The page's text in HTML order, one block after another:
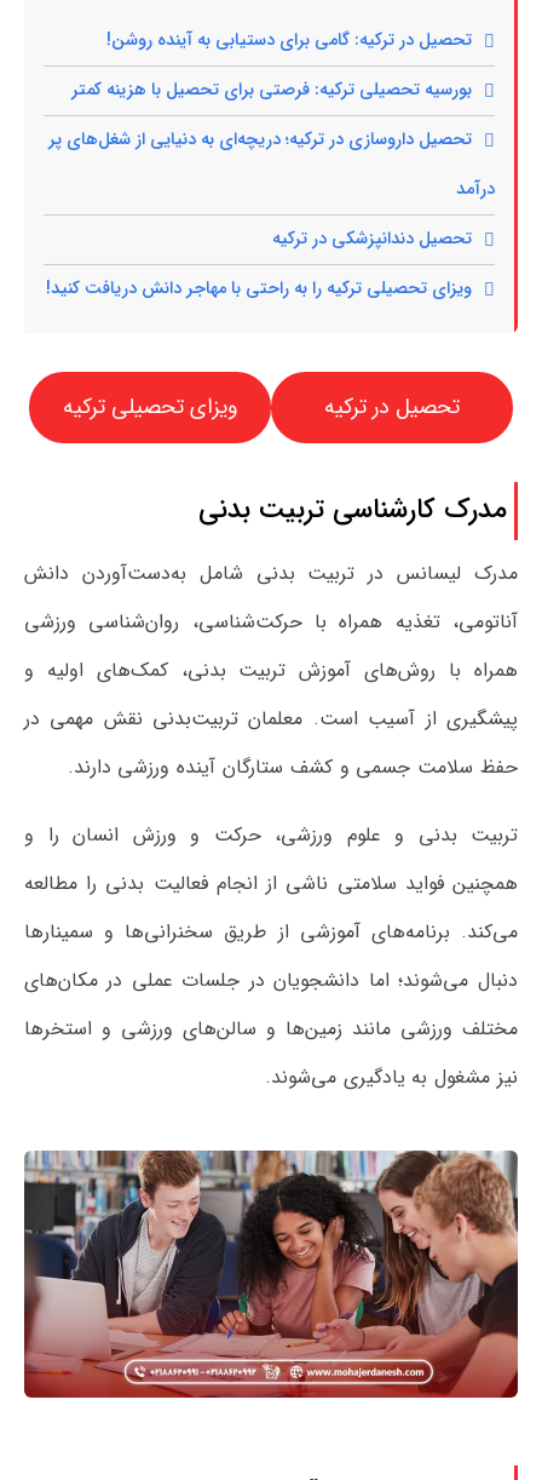
تحصیل در ترکیه: گامی برای دستیابی به آینده روشن!
بورسیه تحصیلی ترکیه: فرصتی برای تحصیل با هزینه کمتر
تحصیل داروسازی در ترکیه؛ دریچه‌ای به دنیایی از شغل‌های پر
درآمد
تحصیل دندانپزشکی در ترکیه
ویزای تحصیلی ترکیه را به راحتی با مهاجر دانش دریافت کنید!
تحصیل در ترکیه ویزای تحصیلی ترکیه
مدرک کارشناسی تربیت بدنی
مدرک لیسانس در تربیت بدنی شامل به‌دست‌آوردن دانش
آناتومی، تغذیه همراه با حرکت‌شناسی، روان‌شناسی ورزشی
همراه با روش‌های آموزش تربیت بدنی، کمک‌های اولیه و
پیشگیری از آسیب است. معلمان تربیت‌بدنی نقش مهمی در
حفظ سلامت جسمی و کشف ستارگان آینده ورزشی دارند.
تربیت بدنی و علوم ورزشی، حرکت و ورزش انسان را و
همچنین فواید سلامتی ناشی از انجام فعالیت بدنی را مطالعه
می‌کند. برنامه‌های آموزشی از طریق سخنرانی‌ها و سمینارها
دنبال می‌شوند؛ اما دانشجویان در جلسات عملی در مکان‌های
مختلف ورزشی مانند زمین‌ها و سالن‌های ورزشی و استخرها
نیز مشغول به یادگیری می‌شوند.